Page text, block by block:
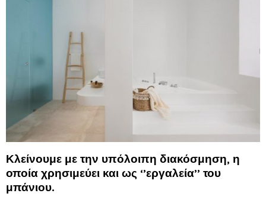
Κλείνουμε με την υπόλοιπη διακόσμηση, η
οποία χρησιμεύει και ως ‘’εργαλεία’’ του
μπάνιου.